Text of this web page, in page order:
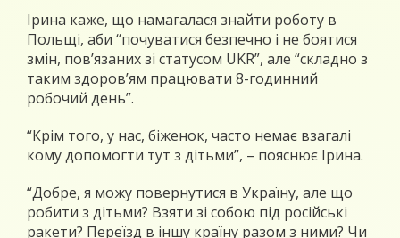
Ірина каже, що намагалася знайти роботу в
Польщі, аби “почуватися безпечно і не боятися
змін, пов’язаних зі статусом UKR”, але “складно з
таким здоров’ям працювати 8-годинний
робочий день”.
“Крім того, у нас, біженок, часто немає взагалі
кому допомогти тут з дітьми”, – пояснює Ірина.
“Добре, я можу повернутися в Україну, але що
робити з дітьми? Взяти зі собою під російські
ракети? Переїзд в іншу країну разом з ними? Чи